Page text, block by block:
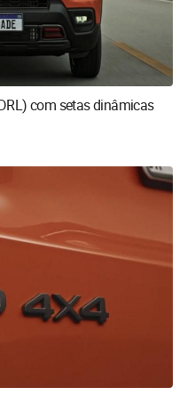
com setas dinâmicas